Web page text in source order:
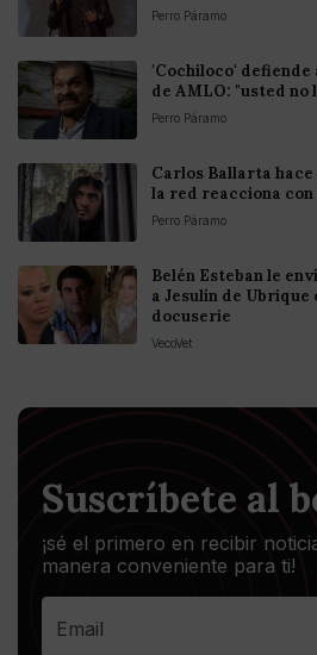
Perro Páramo
'Cochiloco'
de AMLO: "usted no
Perro Páramo
Carlos Ballarta
la red reacciona con
Perro Páramo
Belén Esteban le
a Jesulín de Ubrique
docuserie
VecoVet
Suscríbete al
¡sé el primero en recibir
manera conveniente para ti!